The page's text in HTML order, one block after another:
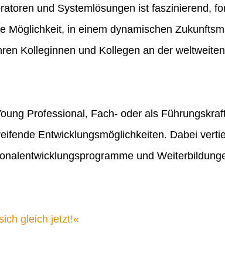
und Systemlösungen ist faszinierend,
Möglichkeit, in einem dynamischen
Kolleginnen und Kollegen an der
Professional, Fach- oder als
Entwicklungsmöglichkeiten. Dabei
und
gleich jetzt!